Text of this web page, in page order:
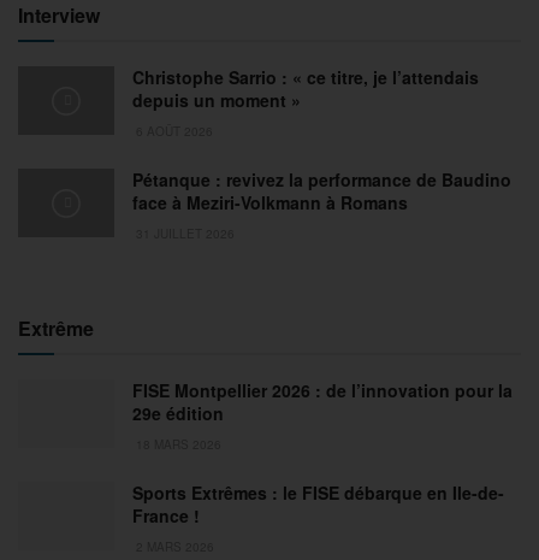
Interview
Christophe Sarrio : « ce titre, je l’attendais
depuis un moment »
Pétanque : revivez la performance de Baudino
face à Meziri-Volkmann à Romans
Extrême
FISE Montpellier 2026 : de l’innovation pour la
29e édition
Sports Extrêmes : le FISE débarque en Ile-de-
France !